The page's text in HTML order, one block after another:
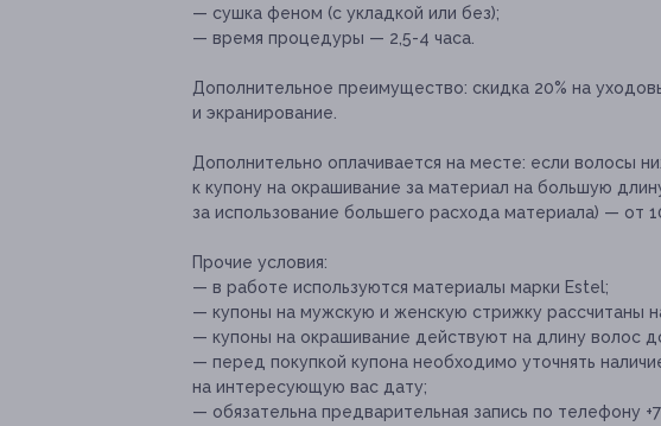
— сушка феном (с укладкой или без);
— время процедуры — 2,5-4 часа.
Дополнительное преимущество: скидка 20% на
и экранирование.
Дополнительно оплачивается на месте: если волосы
к купону на окрашивание за материал на большую
за использование большего расхода материала) — от
Прочие условия:
— в работе используются материалы марки Estel;
— купоны на мужскую и женскую стрижку рассчитаны
— купоны на окрашивание действуют на длину волос
— перед покупкой купона необходимо уточнять
на интересующую вас дату;
— обязательна предварительная запись по телефону